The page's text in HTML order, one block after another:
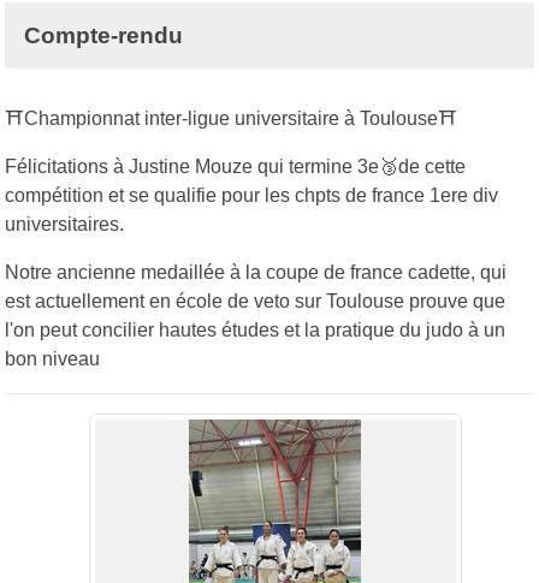
Compte-rendu
⛩Championnat inter-ligue universitaire à Toulouse⛩
Félicitations à Justine Mouze qui termine 3e🥉de cette
compétition et se qualifie pour les chpts de france 1ere div
universitaires.
Notre ancienne medaillée à la coupe de france cadette, qui
est actuellement en école de veto sur Toulouse prouve que
l'on peut concilier hautes études et la pratique du judo à un
bon niveau